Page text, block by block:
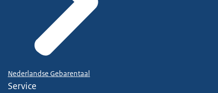
Nederlandse Gebarentaal
Service